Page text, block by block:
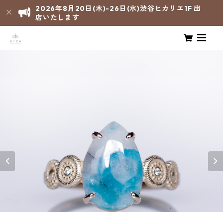
2026年8月20日(木)-26日(水)渋谷ヒカリエ1F 出
店いたします